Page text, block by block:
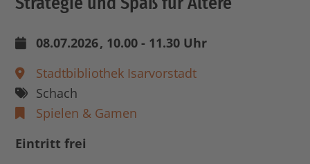
08.07.2026, 10.00 - 11.30 Uhr
Stadtbibliothek Isarvorstadt
Schach
Spielen & Gamen
Eintritt frei